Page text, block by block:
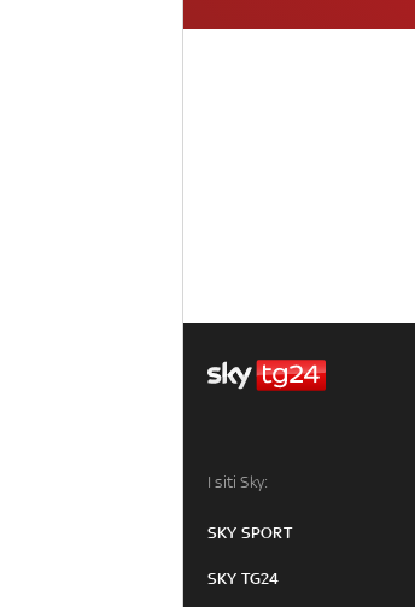
I siti Sky:
SKY SPORT
SKY TG24